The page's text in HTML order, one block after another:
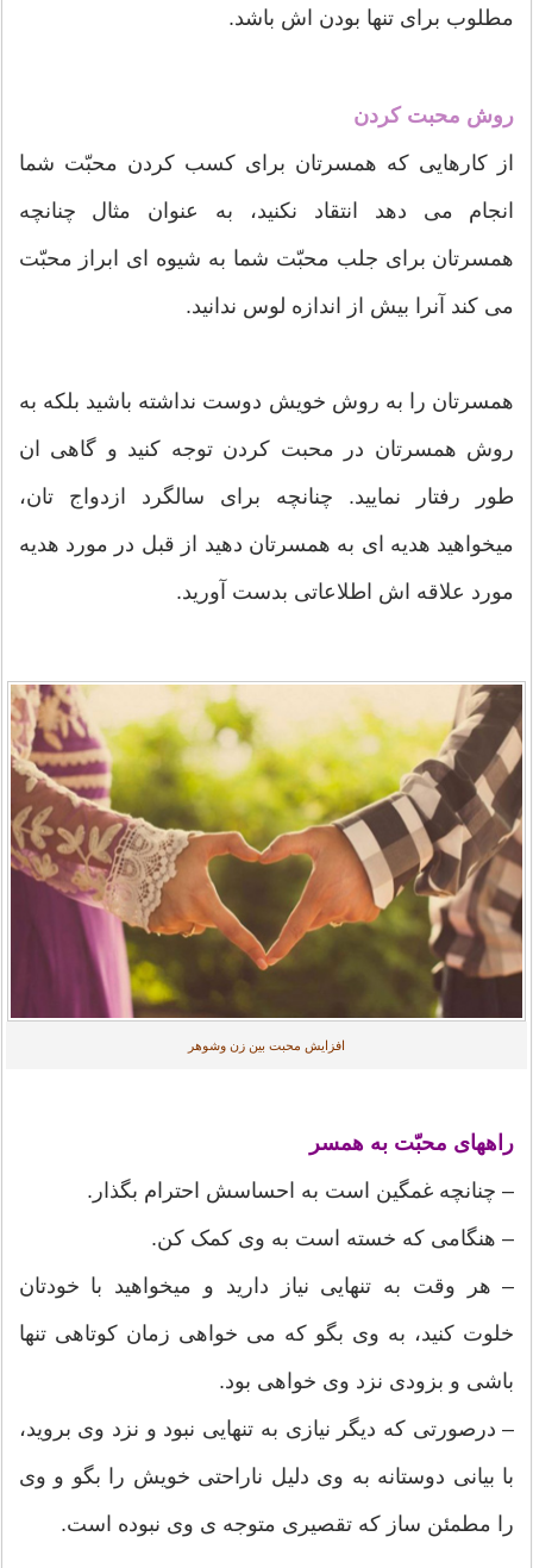
مطلوب برای تنها بودن اش باشد.
روش محبت کردن
از کارهایی که همسرتان برای کسب کردن محبّت شما
انجام می دهد انتقاد نکنید، به عنوان مثال چنانچه
همسرتان برای جلب محبّت شما به شیوه ای ابراز محبّت
می کند آنرا بيش از اندازه لوس ندانید.
همسرتان را به روش خویش دوست نداشته باشید بلکه به
روش همسرتان در محبت کردن توجه کنید و گاهی ان
طور رفتار نمایید. چنانچه برای سالگرد ازدواج تان،
میخواهید هدیه ای به همسرتان دهید از قبل در مورد هدیه
مورد علاقه اش اطلاعاتی بدست آورید.
افزایش محبت بین زن وشوهر
راههای محبّت به همسر
– چنانچه غمگین است به احساسش احترام بگذار.
– هنگامی که خسته است به وی کمک کن.
– هر وقت به تنهایی نیاز دارید و میخواهید با خودتان
خلوت کنید، به وی بگو که می خواهی زمان کوتاهی تنها
باشی و بزودی نزد وی خواهی بود.
– درصورتی که دیگر نیازی به تنهایی نبود و نزد وی بروید،
با بیانی دوستانه به وی دلیل ناراحتی خویش را بگو و وی
را مطمئن ساز که تقصیری متوجه ی وی نبوده است.